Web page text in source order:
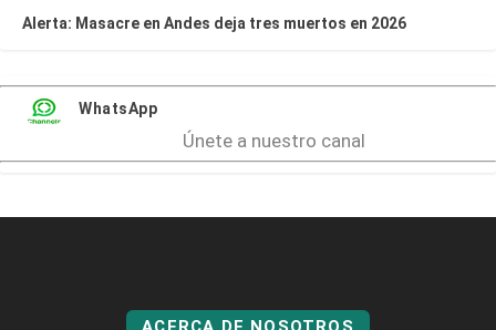
Alerta: Masacre en Andes deja tres muertos en 2026
WhatsApp
Únete a nuestro canal